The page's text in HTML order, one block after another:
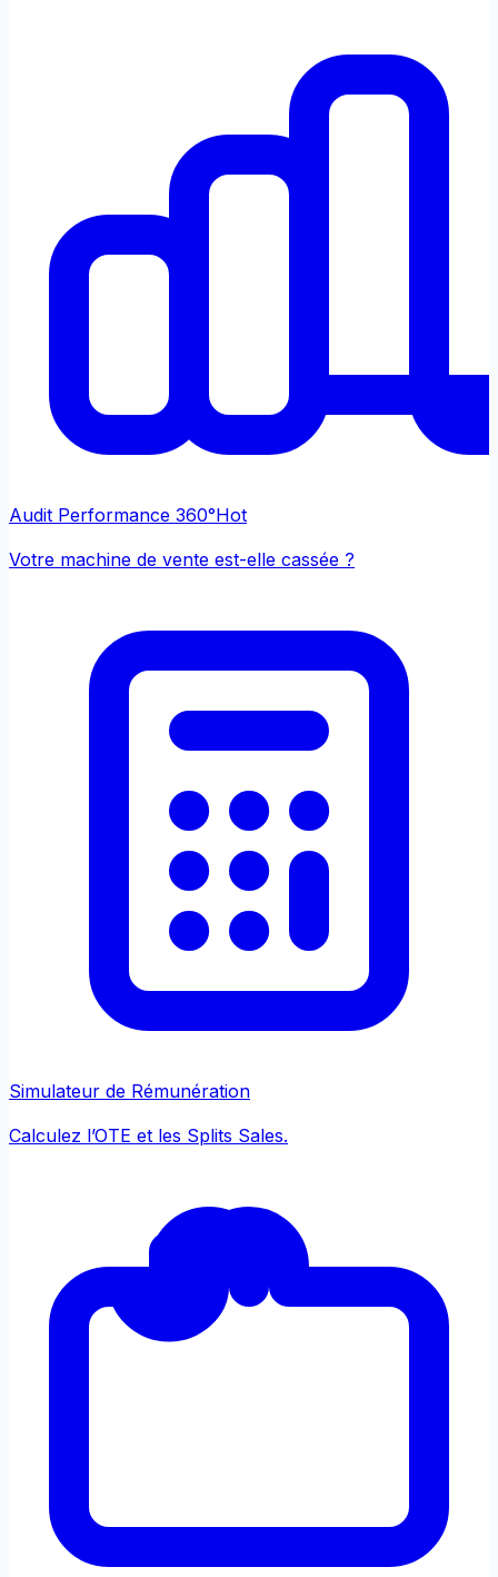
Audit Performance 360°Hot
Votre machine de vente est-elle cassée ?
Simulateur de Rémunération
Calculez l’OTE et les Splits Sales.